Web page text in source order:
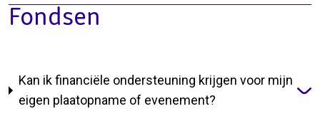
Fondsen
Kan ik financiële ondersteuning krijgen voor mijn
eigen plaatopname of evenement?